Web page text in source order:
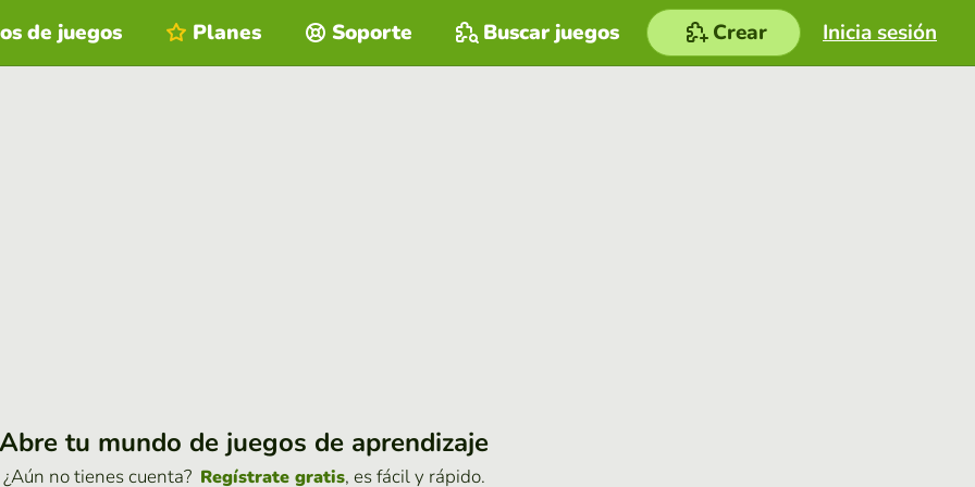
Inicia sesión
de juegos Planes Soporte Buscar juegos Crear
Abre tu mundo de juegos de aprendizaje
¿Aún no tienes cuenta? Regístrate gratis, es fácil y rápido.